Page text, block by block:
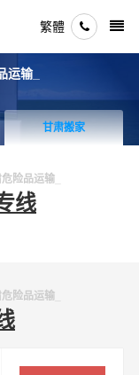
繁體
输_
甘肃搬家
险品运输_
线
险品运输_